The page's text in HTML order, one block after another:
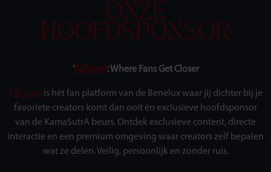
ONZE
HOOFDSPONSOR
'F2F.com: Where Fans Get Closer
F2F.com is hét fan platform van de Benelux waar jij dichter bij je
favoriete creators komt dan ooit én exclusieve hoofdsponsor
van de KamaSutrA beurs. Ontdek exclusieve content, directe
interactie en een premium omgeving waar creators zelf bepalen
wat ze delen. Veilig, persoonlijk en zonder ruis.